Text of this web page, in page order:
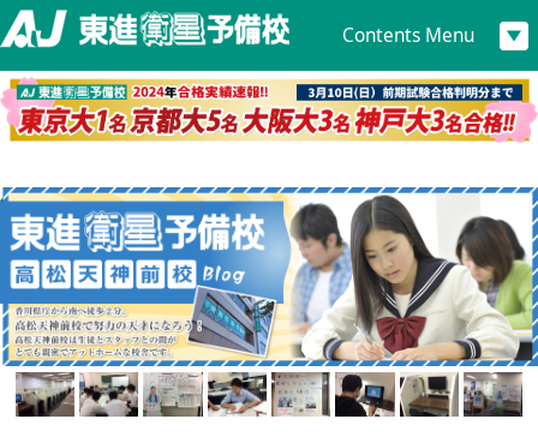
Contents Menu